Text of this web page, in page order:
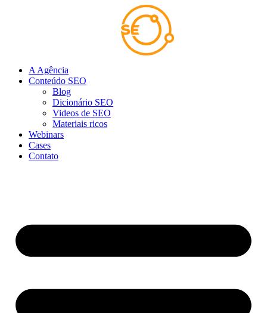
A Agência
Conteúdo SEO
Blog
Dicionário SEO
Videos de SEO
Materiais ricos
Webinars
Cases
Contato